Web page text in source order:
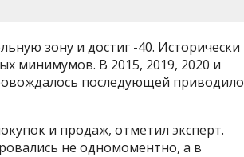
зону и достиг -40. Исторически
минимумов. В 2015, 2019, 2020 и
последующей приводило
и продаж, отметил эксперт.
не одномоментно, а в